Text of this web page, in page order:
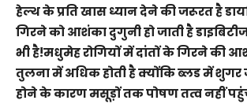
हेल्थ के प्रति खास ध्यान देने की जरूरत है
गिरने को आशंका दुगुनी हो जाती है
भी है!मधुमेह रोगियों में दांतों के गिरने की
तुलना में अधिक होती है क्योंकि ब्लड में शुगर
होने के कारण मसूड़ों तक पोषण तत्व नहीं